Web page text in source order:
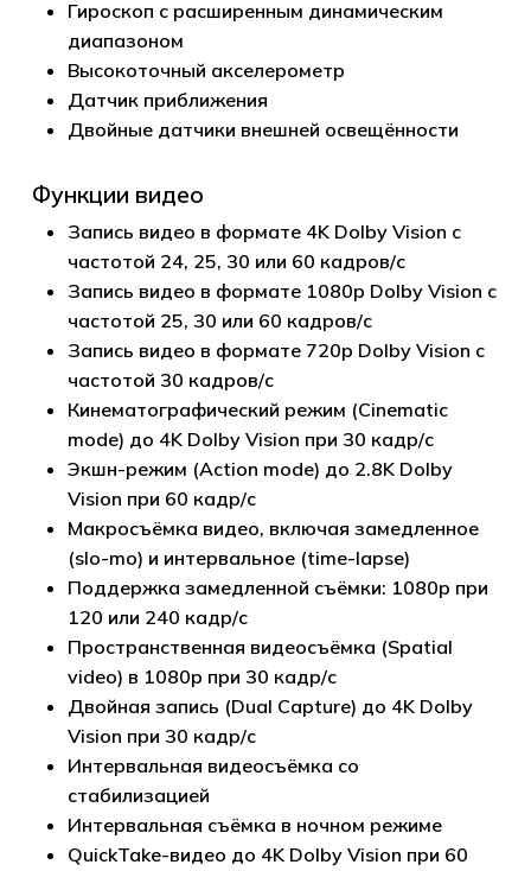
Гироскоп с расширенным динамическим
диапазоном
Высокоточ­ный акселерометр
Датчик приближения
Двойные датчики внешней освещённости
Функции видео
Запись видео в формате 4K Dolby Vision с
частотой 24, 25, 30 или 60 кадров/с
Запись видео в формате 1080p Dolby Vision с
частотой 25, 30 или 60 кадров/с
Запись видео в формате 720p Dolby Vision с
частотой 30 кадров/с
Кинематографический режим (Cinematic
mode) до 4K Dolby Vision при 30 кадр/с
Экшн-режим (Action mode) до 2.8K Dolby
Vision при 60 кадр/с
Макросъёмка видео, включая замедленное
(slo-mo) и интервальное (time-lapse)
Поддержка замедленной съёмки: 1080p при
120 или 240 кадр/с
Пространственная видеосъёмка (Spatial
video) в 1080p при 30 кадр/с
Двойная запись (Dual Capture) до 4K Dolby
Vision при 30 кадр/с
Интервальная видеосъёмка со
стабилизацией
Интервальная съёмка в ночном режиме
QuickTake-видео до 4K Dolby Vision при 60